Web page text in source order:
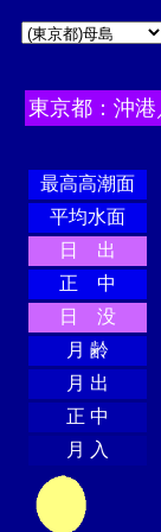
東京都：沖港
最高高潮面
平均水面
日 出
正 中
日 没
月 齢
月 出
正 中
月 入